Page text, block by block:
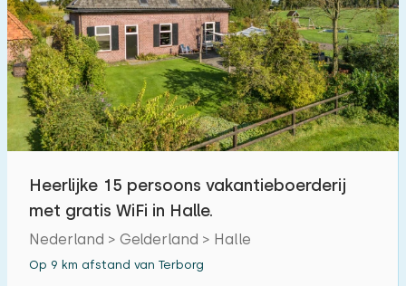
Heerlijke 15 persoons vakantieboerderij
met gratis WiFi in Halle.
Nederland > Gelderland > Halle
Op 9 km afstand van Terborg